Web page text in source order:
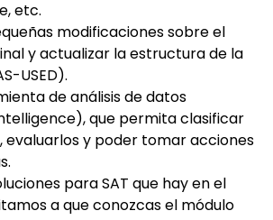
etc.
modificaciones sobre el
y actualizar la estructura de la
USED).
de análisis de datos
que permita clasificar
evaluarlos y poder tomar acciones
para SAT que hay en el
a que conozcas el módulo